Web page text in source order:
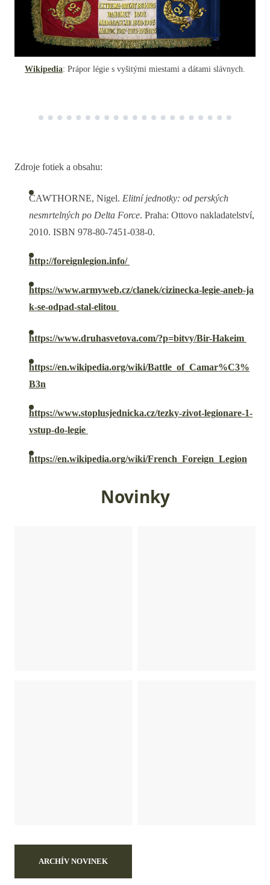
Wikipedia: Prápor légie s vyšitými miestami a dátami slávnych.
Zdroje fotiek a obsahu:
CAWTHORNE, Nigel. Elitní jednotky: od perských
nesmrtelných po Delta Force. Praha: Ottovo nakladatelství,
2010. ISBN 978-80-7451-038-0.
http://foreignlegion.info/
https://www.armyweb.cz/clanek/cizinecka-legie-aneb-ja
k-se-odpad-stal-elitou
https://www.druhasvetova.com/?p=bitvy/Bir-Hakeim
https://en.wikipedia.org/wiki/Battle_of_Camar%C3%
B3n
https://www.stoplusjednicka.cz/tezky-zivot-legionare-1-
vstup-do-legie
https://en.wikipedia.org/wiki/French_Foreign_Legion
Novinky
ARCHÍV NOVINEK